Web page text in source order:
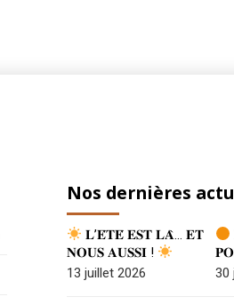
Nos dernières
𝐋’𝐄́𝐓𝐄́ 𝐄𝐒𝐓 𝐋𝐀̀… 𝐄𝐓
𝐍𝐎𝐔𝐒 𝐀𝐔𝐒𝐒𝐈 !
13 juillet 2026
30